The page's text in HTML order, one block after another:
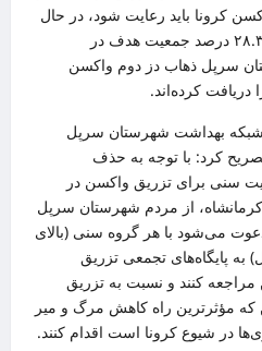
کرونا باید رعایت شود، در حال
حاضر ۲۸.۳ درصد جمعیت هدف در
سرپل ذهاب دز دوم واکسن
دریافت کرده‌اند.
بهداشت شهرستان سرپل
کرد: با توجه به حذف
سنی برای تزریق واکسن در
از مردم شهرستان سرپل
می‌شود با هر گروه سنی (بالای
به پایگاه‌های تجمعی تزریق
کنند و نسبت به تزریق
که مؤثرترین راه کاهش مرگ و میر
در شیوع کرونا است اقدام کنند.